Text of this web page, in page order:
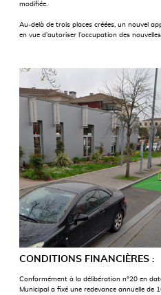
modifiée.
Au-delà de trois places créées, un nouvel
en vue d’autoriser l’occupation des
CONDITIONS FINANCIÈRES :
Conformément à la délibération n°20 en
Municipal a fixé une redevance annuelle de